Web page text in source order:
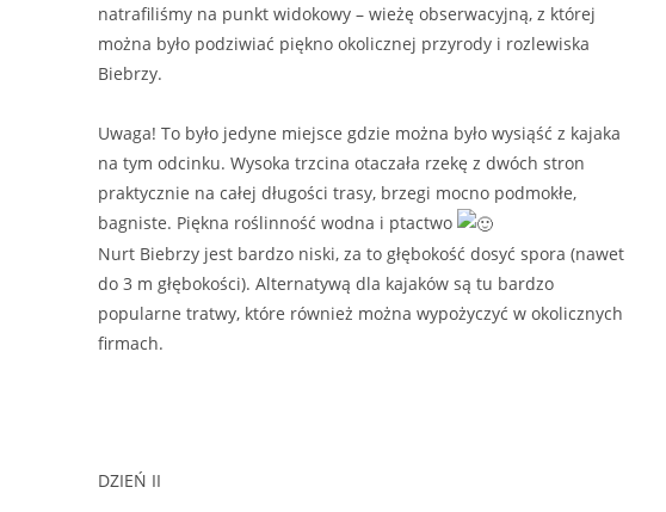
natrafiliśmy na punkt widokowy – wieżę obserwacyjną, z której
można było podziwiać piękno okolicznej przyrody i rozlewiska
Biebrzy.
Uwaga! To było jedyne miejsce gdzie można było wysiąść z kajaka
na tym odcinku. Wysoka trzcina otaczała rzekę z dwóch stron
praktycznie na całej długości trasy, brzegi mocno podmokłe,
bagniste. Piękna roślinność wodna i ptactwo
Nurt Biebrzy jest bardzo niski, za to głębokość dosyć spora (nawet
do 3 m głębokości). Alternatywą dla kajaków są tu bardzo
popularne tratwy, które również można wypożyczyć w okolicznych
firmach.
DZIEŃ II